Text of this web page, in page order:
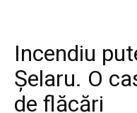
Incendiu
Șelaru. O
de flăcări